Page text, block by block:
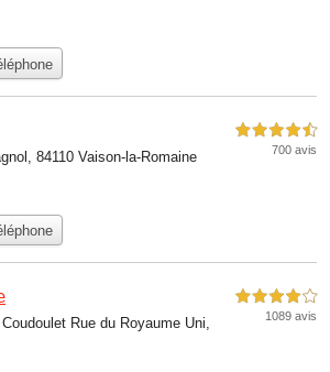
84110 Vaison-la-Romaine
4,5 étoiles sur 5
700 avis
Rue du Royaume Uni,
4,0 étoiles sur 5
1089 avis